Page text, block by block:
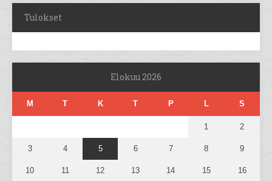
Tulokset
Elokuu 2026
M T K T P L S
1 2
3 4 5 6 7 8 9
10 11 12 13 14 15 16